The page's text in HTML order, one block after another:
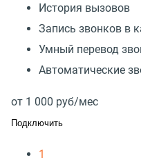
История вызовов
Запись звонков в
Умный перевод
Автоматические
от 1 000 руб/мес
Подключить
1